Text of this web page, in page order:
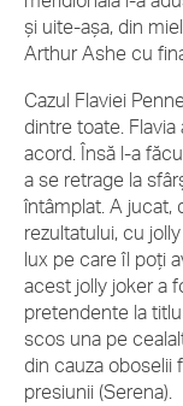
și uite-așa, din
Arthur Ashe cu
Cazul Flaviei
dintre toate.
acord. Însă l-a
a se retrage la
întâmplat. A jucat,
rezultatului, cu
lux pe care îl poți
acest jolly joker a
pretendente la
scos una pe
din cauza oboselii
presiunii (Serena).